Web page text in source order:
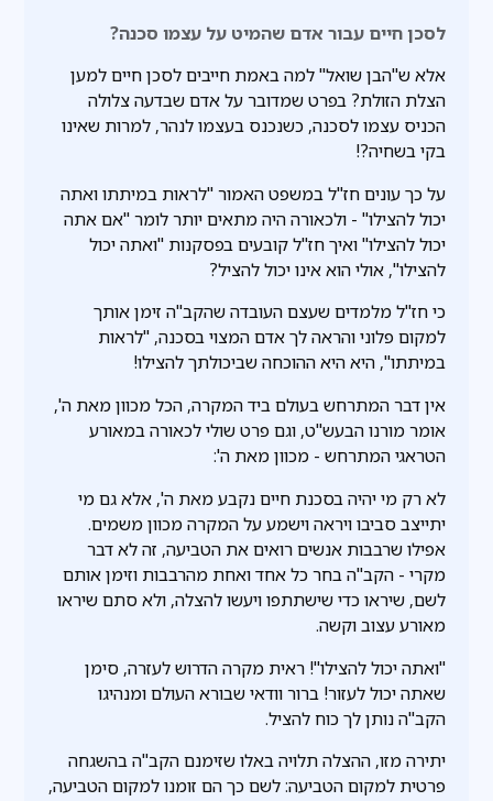
לסכן חיים עבור אדם שהמיט על עצמו סכנה?
אלא ש"הבן שואל" למה באמת חייבים לסכן חיים למען
הצלת הזולת? בפרט שמדובר על אדם שבדעה צלולה
הכניס עצמו לסכנה, כשנכנס בעצמו לנהר, למרות שאינו
בקי בשחיה?!
על כך עונים חז"ל במשפט האמור "לראות במיתתו ואתה
יכול להצילו" - ולכאורה היה מתאים יותר לומר "אם אתה
יכול להצילו" ואיך חז"ל קובעים בפסקנות "ואתה יכול
להצילו", אולי הוא אינו יכול להציל?
כי חז"ל מלמדים שעצם העובדה שהקב"ה זימן אותך
למקום פלוני והראה לך אדם המצוי בסכנה, "לראות
במיתתו", היא היא ההוכחה שביכולתך להצילו!
אין דבר המתרחש בעולם ביד המקרה, הכל מכוון מאת ה',
אומר מורנו הבעש"ט, וגם פרט שולי לכאורה במאורע
הטראגי המתרחש - מכוון מאת ה':
לא רק מי יהיה בסכנת חיים נקבע מאת ה', אלא גם מי
יתייצב סביבו ויראה וישמע על המקרה מכוון משמים.
אפילו שרבבות אנשים רואים את הטביעה, זה לא דבר
מקרי - הקב"ה בחר כל אחד ואחת מהרבבות וזימן אותם
לשם, שיראו כדי שישתתפו ויעשו להצלה, ולא סתם שיראו
מאורע עצוב וקשה.
"ואתה יכול להצילו"! ראית מקרה הדרוש לעזרה, סימן
שאתה יכול לעזור! ברור וודאי שבורא העולם ומנהיגו
הקב"ה נותן לך כוח להציל.
יתירה מזו, ההצלה תלויה באלו שזימנם הקב"ה בהשגחה
פרטית למקום הטביעה: לשם כך הם זומנו למקום הטביעה,